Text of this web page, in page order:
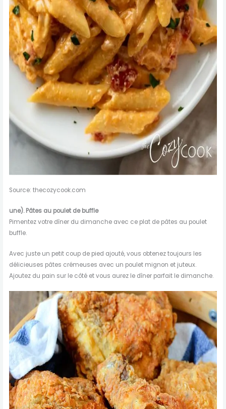
Source: thecozycook.com
une). Pâtes au poulet de buffle
Pimentez votre dîner du dimanche avec ce plat de pâtes au poulet
buffle.
Avec juste un petit coup de pied ajouté, vous obtenez toujours les
délicieuses pâtes crémeuses avec un poulet mignon et juteux.
Ajoutez du pain sur le côté et vous aurez le dîner parfait le dimanche.